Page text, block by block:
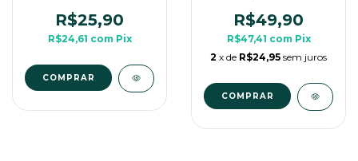
Mesa
R$25,90
R$24,61 com Pix
COMPRAR
Mesa
R$49,90
R$47,41 com Pix
2 x de R$24,95 sem juros
COMPRAR